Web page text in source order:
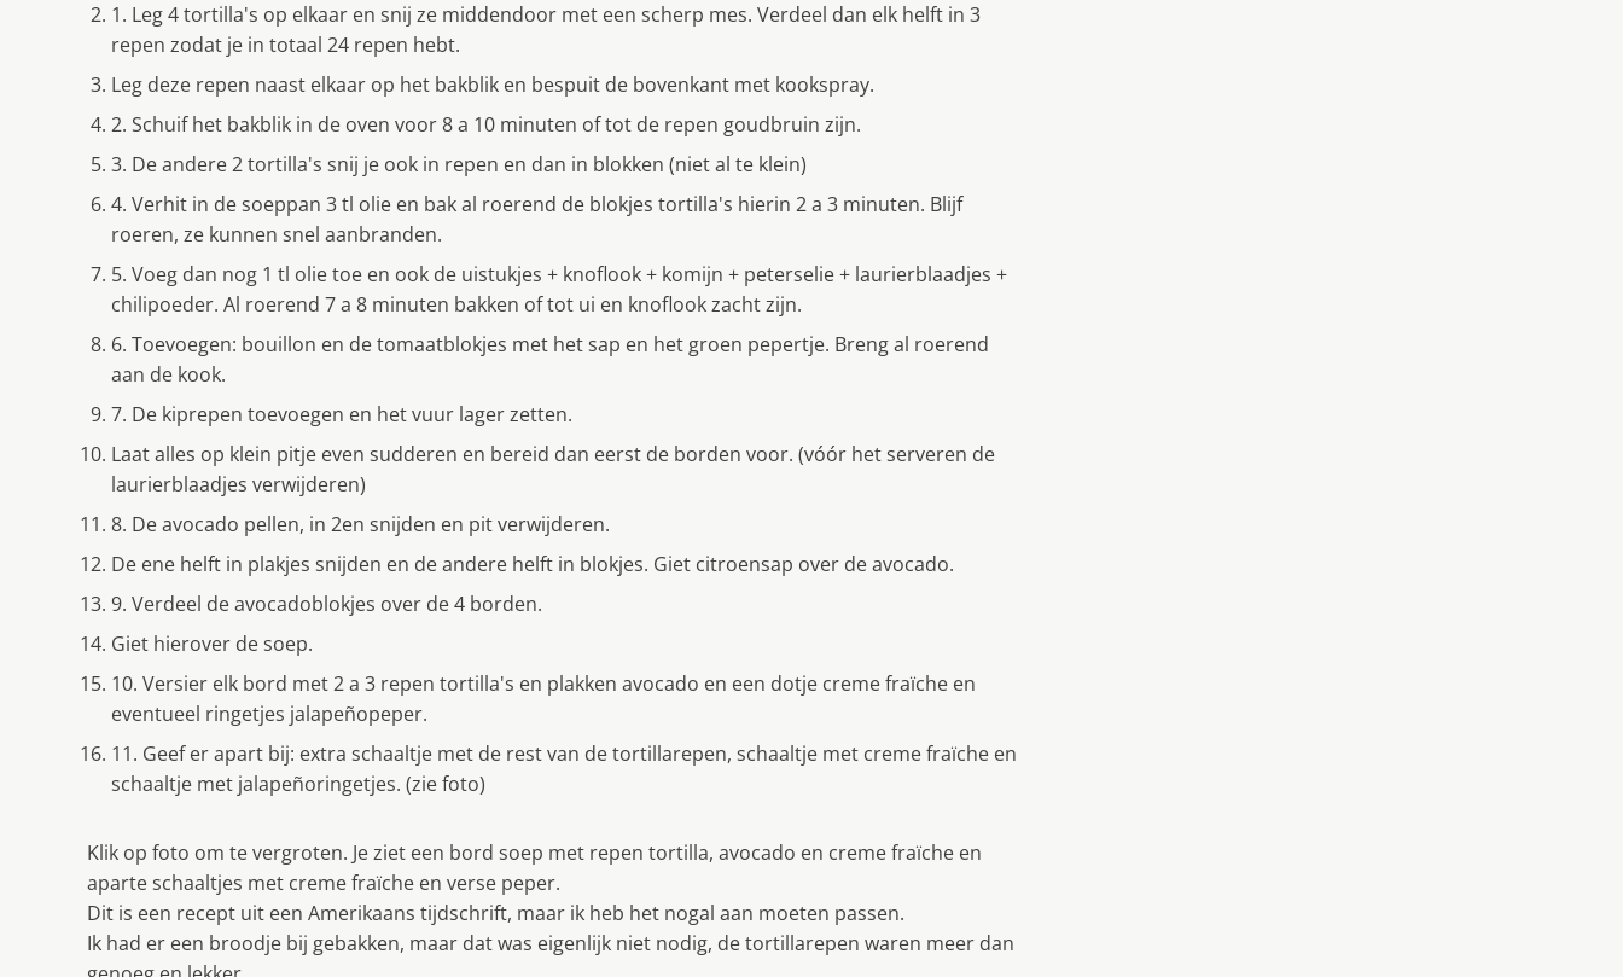
1. Leg 4 tortilla's op elkaar en snij ze middendoor met een scherp mes. Verdeel dan elk helft in 3
repen zodat je in totaal 24 repen hebt.
Leg deze repen naast elkaar op het bakblik en bespuit de bovenkant met kookspray.
2. Schuif het bakblik in de oven voor 8 a 10 minuten of tot de repen goudbruin zijn.
3. De andere 2 tortilla's snij je ook in repen en dan in blokken (niet al te klein)
4. Verhit in de soeppan 3 tl olie en bak al roerend de blokjes tortilla's hierin 2 a 3 minuten. Blijf
roeren, ze kunnen snel aanbranden.
5. Voeg dan nog 1 tl olie toe en ook de uistukjes + knoflook + komijn + peterselie + laurierblaadjes +
chilipoeder. Al roerend 7 a 8 minuten bakken of tot ui en knoflook zacht zijn.
6. Toevoegen: bouillon en de tomaatblokjes met het sap en het groen pepertje. Breng al roerend
aan de kook.
7. De kiprepen toevoegen en het vuur lager zetten.
Laat alles op klein pitje even sudderen en bereid dan eerst de borden voor. (vóór het serveren de
laurierblaadjes verwijderen)
8. De avocado pellen, in 2en snijden en pit verwijderen.
De ene helft in plakjes snijden en de andere helft in blokjes. Giet citroensap over de avocado.
9. Verdeel de avocadoblokjes over de 4 borden.
Giet hierover de soep.
10. Versier elk bord met 2 a 3 repen tortilla's en plakken avocado en een dotje creme fraïche en
eventueel ringetjes jalapeñopeper.
11. Geef er apart bij: extra schaaltje met de rest van de tortillarepen, schaaltje met creme fraïche en
schaaltje met jalapeñoringetjes. (zie foto)
Klik op foto om te vergroten. Je ziet een bord soep met repen tortilla, avocado en creme fraïche en
aparte schaaltjes met creme fraïche en verse peper.
Dit is een recept uit een Amerikaans tijdschrift, maar ik heb het nogal aan moeten passen.
Ik had er een broodje bij gebakken, maar dat was eigenlijk niet nodig, de tortillarepen waren meer dan